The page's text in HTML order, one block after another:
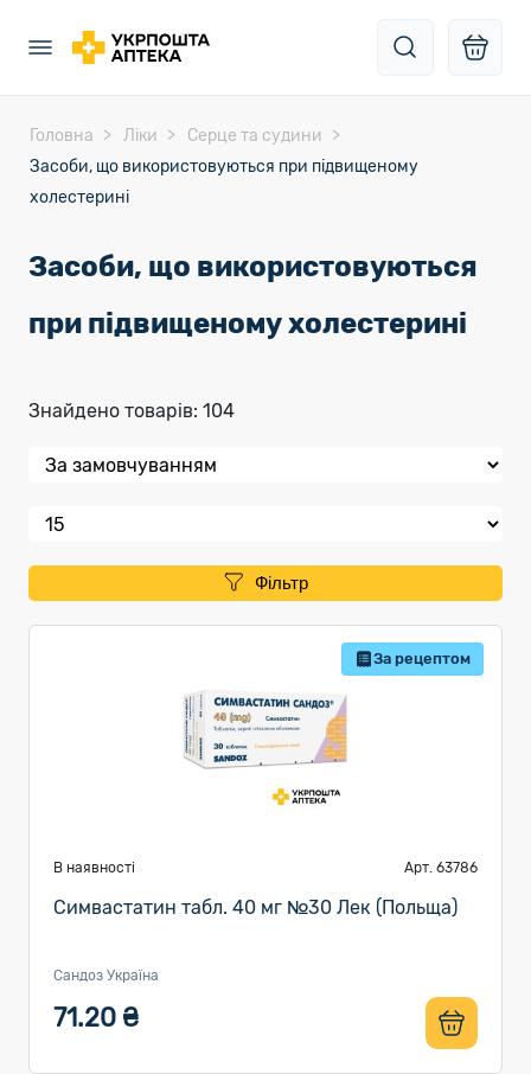
Головна Ліки
Серце та судини
Засоби, що використовуються при підвищеному
холестерині
Засоби, що використовуються
при підвищеному холестерині
Знайдено товарів: 104
Фільтр
За рецептом
В наявності Арт. 63786
Симвастатин табл. 40 мг №30 Лек (Польща)
Сандоз Україна
71.20 ₴